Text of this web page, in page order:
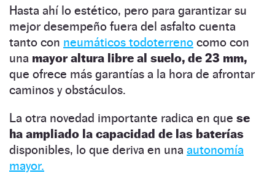
Hasta ahí lo estético, pero para garantizar su
mejor desempeño fuera del asfalto cuenta
tanto con neumáticos todoterreno como con
una mayor altura libre al suelo, de 23 mm,
que ofrece más garantías a la hora de afrontar
caminos y obstáculos.
La otra novedad importante radica en que se
ha ampliado la capacidad de las baterías
disponibles, lo que deriva en una autonomía
mayor.